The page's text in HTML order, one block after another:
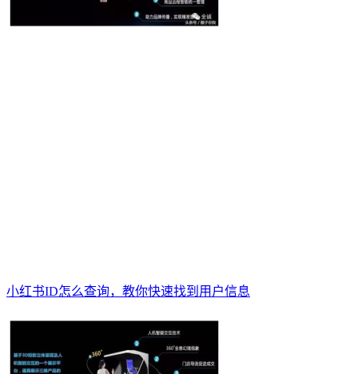
小红书ID怎么查询，教你快速找到用户信息